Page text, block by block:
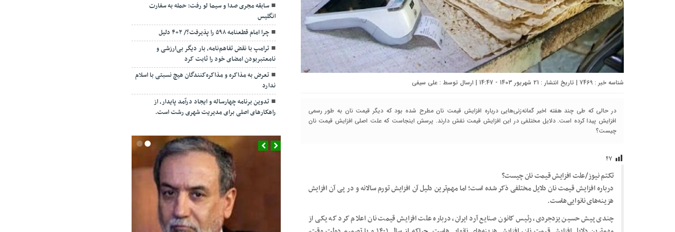
شناسه خبر : 7469 | تاریخ انتشار : 21 شهریور 1403 - 14:47 | ارسال توسط : علی سیفی
در حالی که طی چند هفته اخیر گمانه‌زنی‌هایی درباره افزایش قیمت نان مطرح شده بود که دیگر قیمت نان به طور رسمی
افزایش پیدا کرده است. دلایل مختلفی در این افزایش قیمت نقش دارند. پرسش اینجاست که علت اصلی افزایش قیمت نان
چیست؟
۴۷
تکتم نیوز/علت افزایش قیمت نان چیست؟
درباره افزایش قیمت نان دلایل مختلفی ذکر شده است؛ اما مهم‌ترین دلیل آن افزایش تورم سالانه و در پی آن افزایش
هزینه‌های نانوایی‌هاست.
چندی پیش حسین یزدجردی، رئیس کانون صنایع آرد ایران، درباره علت افزایش قیمت نان اعلام کرد که یکی از
سابقه مجری صدا و سیما لو رفت: حمله به سفارت
انگلیس
چرا امام قطعنامه ۵۹۸ را پذیرفت؟/ ۲+۴ دلیل
ترامپ با نقض تفاهم‌نامه، بار دیگر بی‌ارزشی و
نامعتبربودن امضای خود را ثابت کرد
تعرض به مذاکره و مذاکره‌کنندگان هیچ نسبتی با اسلام
ندارد
تدوین برنامه چهارساله و ایجاد درآمد پایدار، از
راهکارهای اصلی برای مدیریت شهری رشت است.